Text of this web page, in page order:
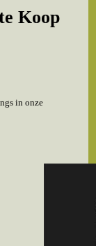
Koop
in onze